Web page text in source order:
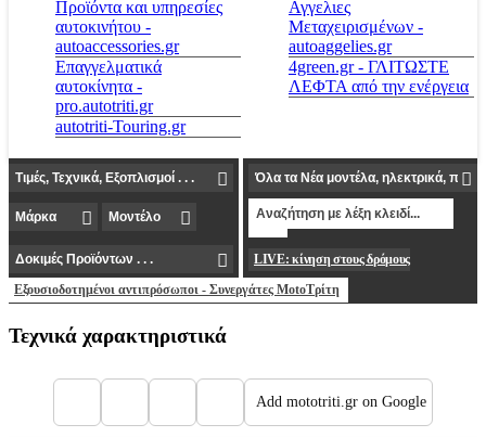
Προϊόντα και υπηρεσίες
αυτοκινήτου -
autoaccessories.gr
Επαγγελματικά
αυτοκίνητα -
pro.autotriti.gr
autotriti-Touring.gr
Αγγελιες
Μεταχειρισμένων -
autoaggelies.gr
4green.gr - ΓΛΙΤΩΣΤΕ
ΛΕΦΤΑ από την ενέργεια
LIVE: κίνηση στους δρόμους
Εξουσιοδοτημένοι αντιπρόσωποι - Συνεργάτες MotoΤρίτη
Τεχνικά χαρακτηριστικά
Add mototriti.gr on Google